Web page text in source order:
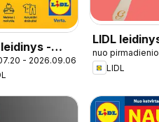
leidinys -
į mokyklą
- 2026.09.06
LIDL
Ledų
nuo pirmadienio
LIDL